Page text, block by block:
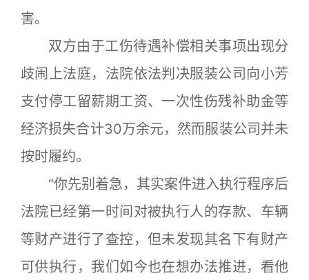
害。
双方由于工伤待遇补偿相关事项出现分
歧闹上法庭，法院依法判决服装公司向小芳
支付停工留薪期工资、一次性伤残补助金等
经济损失合计30万余元，然而服装公司并未
按时履约。
“你先别着急，其实案件进入执行程序后
法院已经第一时间对被执行人的存款、车辆
等财产进行了查控，但未发现其名下有财产
可供执行，我们如今也在想办法推进，看他